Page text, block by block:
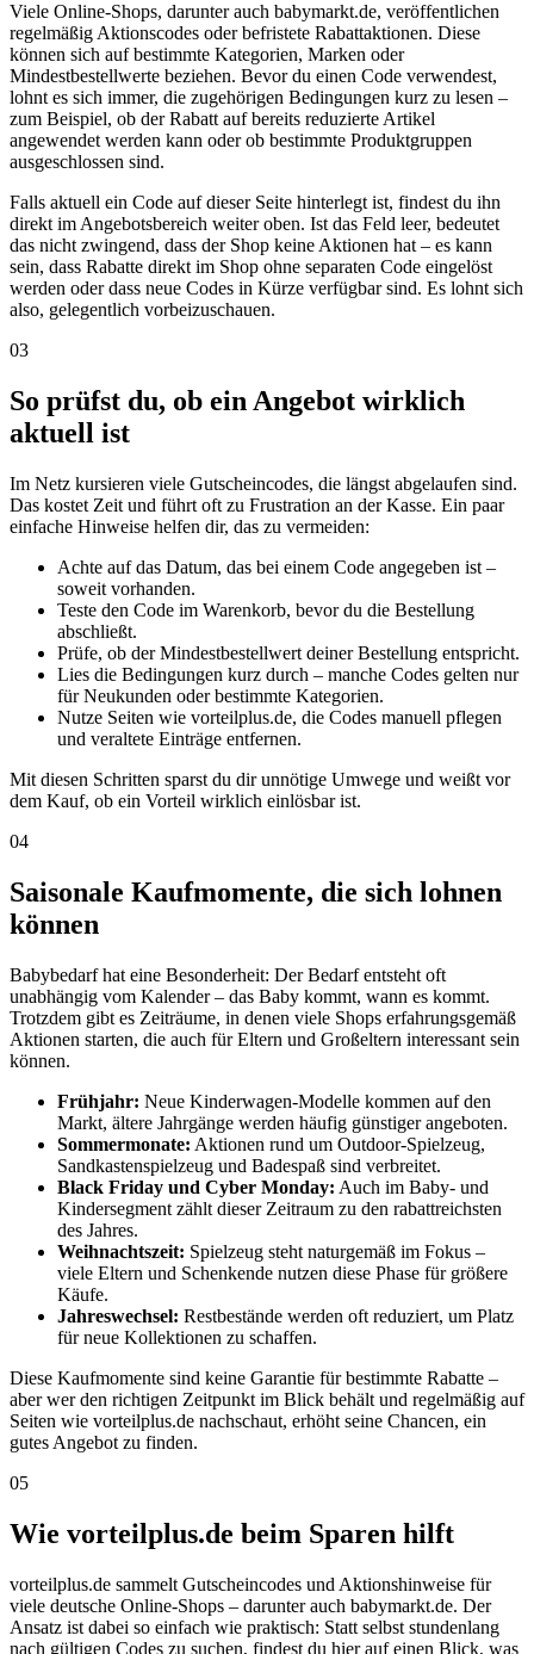
Viele Online-Shops, darunter auch babymarkt.de, veröffentlichen
regelmäßig Aktionscodes oder befristete Rabattaktionen. Diese
können sich auf bestimmte Kategorien, Marken oder
Mindestbestellwerte beziehen. Bevor du einen Code verwendest,
lohnt es sich immer, die zugehörigen Bedingungen kurz zu lesen –
zum Beispiel, ob der Rabatt auf bereits reduzierte Artikel
angewendet werden kann oder ob bestimmte Produktgruppen
ausgeschlossen sind.
Falls aktuell ein Code auf dieser Seite hinterlegt ist, findest du ihn
direkt im Angebotsbereich weiter oben. Ist das Feld leer, bedeutet
das nicht zwingend, dass der Shop keine Aktionen hat – es kann
sein, dass Rabatte direkt im Shop ohne separaten Code eingelöst
werden oder dass neue Codes in Kürze verfügbar sind. Es lohnt sich
also, gelegentlich vorbeizuschauen.
03
So prüfst du, ob ein Angebot wirklich
aktuell ist
Im Netz kursieren viele Gutscheincodes, die längst abgelaufen sind.
Das kostet Zeit und führt oft zu Frustration an der Kasse. Ein paar
einfache Hinweise helfen dir, das zu vermeiden:
Achte auf das Datum, das bei einem Code angegeben ist –
soweit vorhanden.
Teste den Code im Warenkorb, bevor du die Bestellung
abschließt.
Prüfe, ob der Mindestbestellwert deiner Bestellung entspricht.
Lies die Bedingungen kurz durch – manche Codes gelten nur
für Neukunden oder bestimmte Kategorien.
Nutze Seiten wie vorteilplus.de, die Codes manuell pflegen
und veraltete Einträge entfernen.
Mit diesen Schritten sparst du dir unnötige Umwege und weißt vor
dem Kauf, ob ein Vorteil wirklich einlösbar ist.
04
Saisonale Kaufmomente, die sich lohnen
können
Babybedarf hat eine Besonderheit: Der Bedarf entsteht oft
unabhängig vom Kalender – das Baby kommt, wann es kommt.
Trotzdem gibt es Zeiträume, in denen viele Shops erfahrungsgemäß
Aktionen starten, die auch für Eltern und Großeltern interessant sein
können.
Frühjahr: Neue Kinderwagen-Modelle kommen auf den
Markt, ältere Jahrgänge werden häufig günstiger angeboten.
Sommermonate: Aktionen rund um Outdoor-Spielzeug,
Sandkastenspielzeug und Badespaß sind verbreitet.
Black Friday und Cyber Monday: Auch im Baby- und
Kindersegment zählt dieser Zeitraum zu den rabattreichsten
des Jahres.
Weihnachtszeit: Spielzeug steht naturgemäß im Fokus –
viele Eltern und Schenkende nutzen diese Phase für größere
Käufe.
Jahreswechsel: Restbestände werden oft reduziert, um Platz
für neue Kollektionen zu schaffen.
Diese Kaufmomente sind keine Garantie für bestimmte Rabatte –
aber wer den richtigen Zeitpunkt im Blick behält und regelmäßig auf
Seiten wie vorteilplus.de nachschaut, erhöht seine Chancen, ein
gutes Angebot zu finden.
05
Wie vorteilplus.de beim Sparen hilft
vorteilplus.de sammelt Gutscheincodes und Aktionshinweise für
viele deutsche Online-Shops – darunter auch babymarkt.de. Der
Ansatz ist dabei so einfach wie praktisch: Statt selbst stundenlang
nach gültigen Codes zu suchen, findest du hier auf einen Blick, was